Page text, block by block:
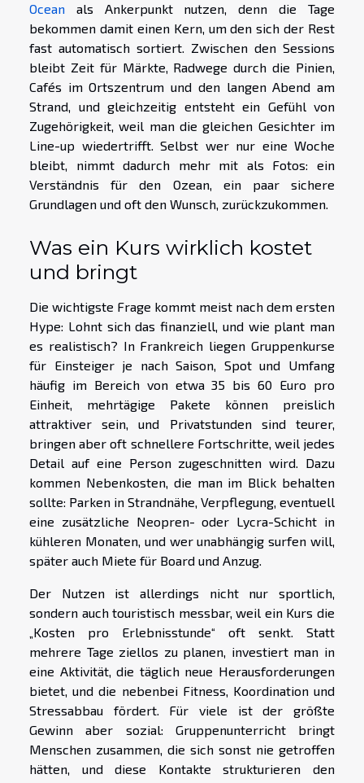
Ocean als Ankerpunkt nutzen, denn die Tage
bekommen damit einen Kern, um den sich der Rest
fast automatisch sortiert. Zwischen den Sessions
bleibt Zeit für Märkte, Radwege durch die Pinien,
Cafés im Ortszentrum und den langen Abend am
Strand, und gleichzeitig entsteht ein Gefühl von
Zugehörigkeit, weil man die gleichen Gesichter im
Line-up wiedertrifft. Selbst wer nur eine Woche
bleibt, nimmt dadurch mehr mit als Fotos: ein
Verständnis für den Ozean, ein paar sichere
Grundlagen und oft den Wunsch, zurückzukommen.
Was ein Kurs wirklich kostet
und bringt
Die wichtigste Frage kommt meist nach dem ersten
Hype: Lohnt sich das finanziell, und wie plant man
es realistisch? In Frankreich liegen Gruppenkurse
für Einsteiger je nach Saison, Spot und Umfang
häufig im Bereich von etwa 35 bis 60 Euro pro
Einheit, mehrtägige Pakete können preislich
attraktiver sein, und Privatstunden sind teurer,
bringen aber oft schnellere Fortschritte, weil jedes
Detail auf eine Person zugeschnitten wird. Dazu
kommen Nebenkosten, die man im Blick behalten
sollte: Parken in Strandnähe, Verpflegung, eventuell
eine zusätzliche Neopren- oder Lycra-Schicht in
kühleren Monaten, und wer unabhängig surfen will,
später auch Miete für Board und Anzug.
Der Nutzen ist allerdings nicht nur sportlich,
sondern auch touristisch messbar, weil ein Kurs die
„Kosten pro Erlebnisstunde“ oft senkt. Statt
mehrere Tage ziellos zu planen, investiert man in
eine Aktivität, die täglich neue Herausforderungen
bietet, und die nebenbei Fitness, Koordination und
Stressabbau fördert. Für viele ist der größte
Gewinn aber sozial: Gruppenunterricht bringt
Menschen zusammen, die sich sonst nie getroffen
hätten, und diese Kontakte strukturieren den